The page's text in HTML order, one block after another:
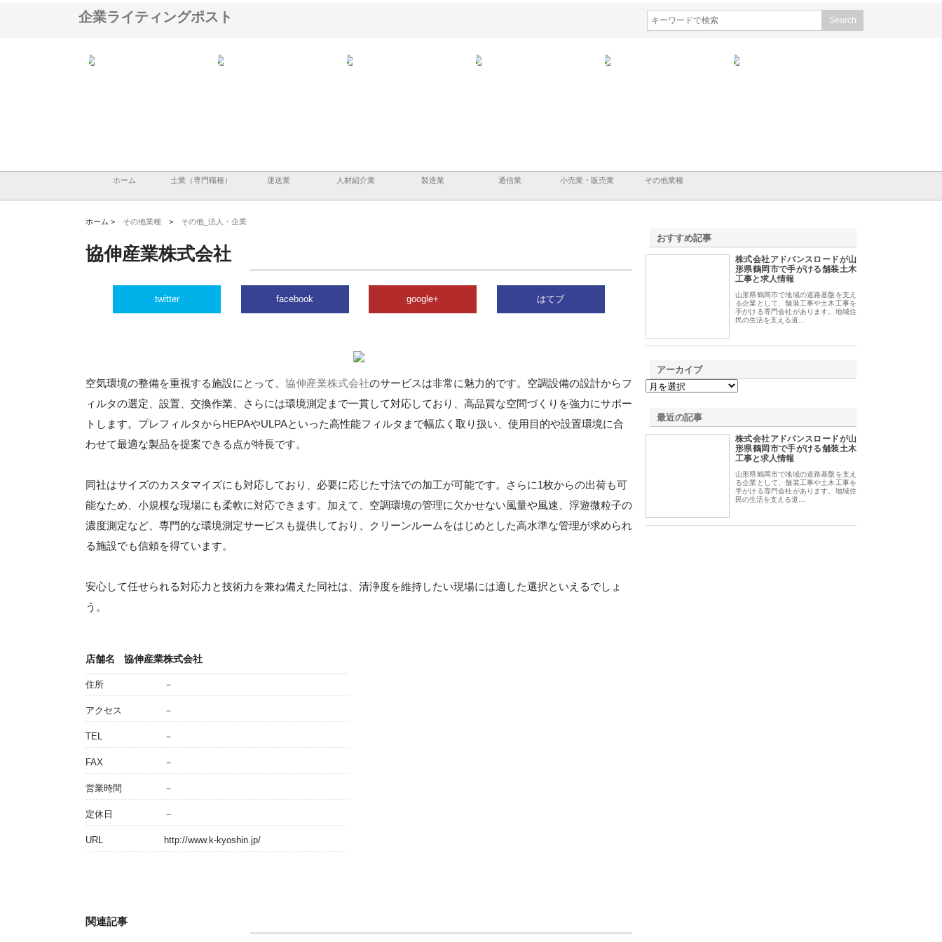
企業ライティングポスト
ホーム 士業（専門職種） 運送業 人材紹介業 製造業 通信業 小売業・販売業 その他業種
ホーム > その他業種 > その他_法人・企業
協伸産業株式会社
twitter facebook google+ はてブ
空気環境の整備を重視する施設にとって、 協伸産業株式会社のサービスは非常に魅力的です。空調設備の設計からフ
ィルタの選定、設置、交換作業、さらには環境測定まで一貫して対応しており、高品質な空間づくりを強力にサポー
トします。プレフィルタからHEPAやULPAといった高性能フィルタまで幅広く取り扱い、使用目的や設置環境に合
わせて最適な製品を提案できる点が特長です。
同社はサイズのカスタマイズにも対応しており、必要に応じた寸法での加工が可能です。さらに1枚からの出荷も可
能なため、小規模な現場にも柔軟に対応できます。加えて、空調環境の管理に欠かせない風量や風速、浮遊微粒子の
濃度測定など、専門的な環境測定サービスも提供しており、クリーンルームをはじめとした高水準な管理が求められ
る施設でも信頼を得ています。
安心して任せられる対応力と技術力を兼ね備えた同社は、清浄度を維持したい現場には適した選択といえるでしょ
う。
店舗名 協伸産業株式会社
住所 －
アクセス －
TEL －
FAX －
営業時間 －
定休日 －
URL http://www.k-kyoshin.jp/
関連記事
おすすめ記事
株式会社アドバンスロードが山
形県鶴岡市で手がける舗装土木
工事と求人情報
山形県鶴岡市で地域の道路基盤を支え
る企業として、舗装工事や土木工事を
手がける専門会社があります。地域住
民の生活を支える道…
アーカイブ
最近の記事
株式会社アドバンスロードが山
形県鶴岡市で手がける舗装土木
工事と求人情報
山形県鶴岡市で地域の道路基盤を支え
る企業として、舗装工事や土木工事を
手がける専門会社があります。地域住
民の生活を支える道…